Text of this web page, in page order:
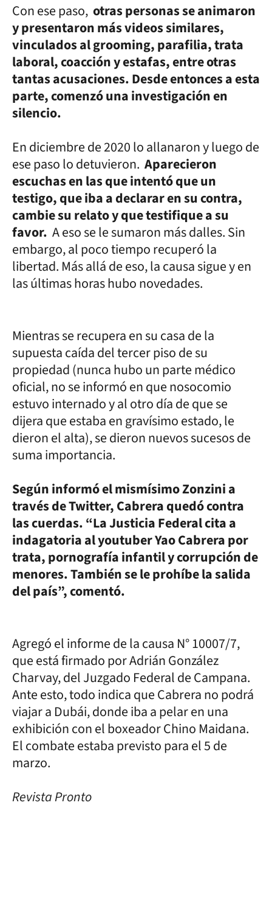
Con ese paso, otras personas se animaron
y presentaron más videos similares,
vinculados al grooming, parafilia, trata
laboral, coacción y estafas, entre otras
tantas acusaciones. Desde entonces a esta
parte, comenzó una investigación en
silencio.
En diciembre de 2020 lo allanaron y luego de
ese paso lo detuvieron. Aparecieron
escuchas en las que intentó que un
testigo, que iba a declarar en su contra,
cambie su relato y que testifique a su
favor. A eso se le sumaron más dalles. Sin
embargo, al poco tiempo recuperó la
libertad. Más allá de eso, la causa sigue y en
las últimas horas hubo novedades.
Mientras se recupera en su casa de la
supuesta caída del tercer piso de su
propiedad (nunca hubo un parte médico
oficial, no se informó en que nosocomio
estuvo internado y al otro día de que se
dijera que estaba en gravísimo estado, le
dieron el alta), se dieron nuevos sucesos de
suma importancia.
Según informó el mismísimo Zonzini a
través de Twitter, Cabrera quedó contra
las cuerdas. “La Justicia Federal cita a
indagatoria al youtuber Yao Cabrera por
trata, pornografía infantil y corrupción de
menores. También se le prohíbe la salida
del país”, comentó.
Agregó el informe de la causa N° 10007/7,
que está firmado por Adrián González
Charvay, del Juzgado Federal de Campana.
Ante esto, todo indica que Cabrera no podrá
viajar a Dubái, donde iba a pelar en una
exhibición con el boxeador Chino Maidana.
El combate estaba previsto para el 5 de
marzo.
Revista Pronto